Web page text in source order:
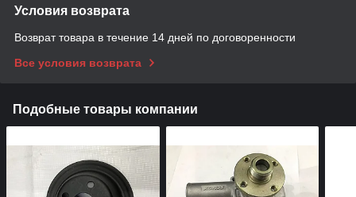
Условия возврата
Возврат товара в течение 14 дней по договоренности
Все условия возврата
Подобные товары компании